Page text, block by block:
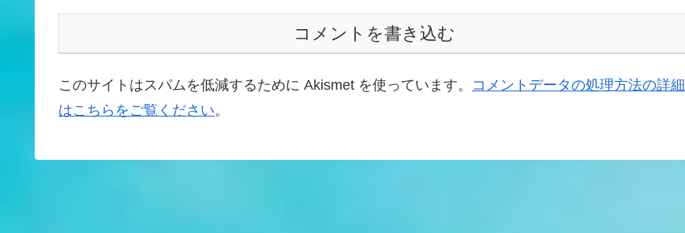
コメントを書き込む
このサイトはスパムを低減するために Akismet を使っています。 コメントデータの処理方法の詳細
はこちらをご覧ください。